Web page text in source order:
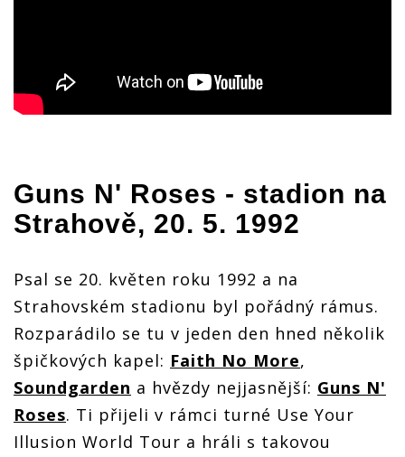
Guns N' Roses - stadion na
Strahově, 20. 5. 1992
Psal se 20. květen roku 1992 a na
Strahovském stadionu byl pořádný rámus.
Rozparádilo se tu v jeden den hned několik
špičkových kapel: Faith No More,
Soundgarden a hvězdy nejjasnější: Guns N'
Roses. Ti přijeli v rámci turné Use Your
Illusion World Tour a hráli s takovou